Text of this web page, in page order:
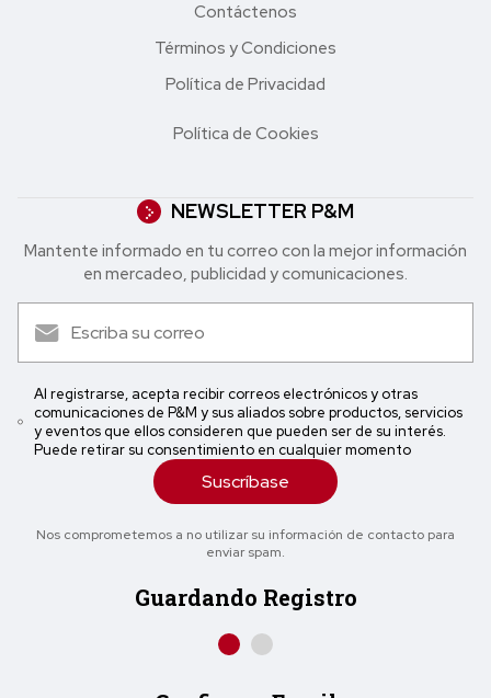
Contáctenos
Términos y Condiciones
Política de Privacidad
Política de Cookies
NEWSLETTER P&M
Mantente informado en tu correo con la mejor in formación
en mercadeo, publicidad y comunicaciones.
Al registrarse, acepta recibir correos electrónicos y otras
comunicaciones de P&M y sus aliados sobre productos, servicios
y eventos que ellos consideren que pueden ser de su interés.
Puede retirar su consentimiento en cualquier momento
Suscríbase
Nos comprometemos a no utilizar su información de contacto para
enviar spam.
Guardando Registro